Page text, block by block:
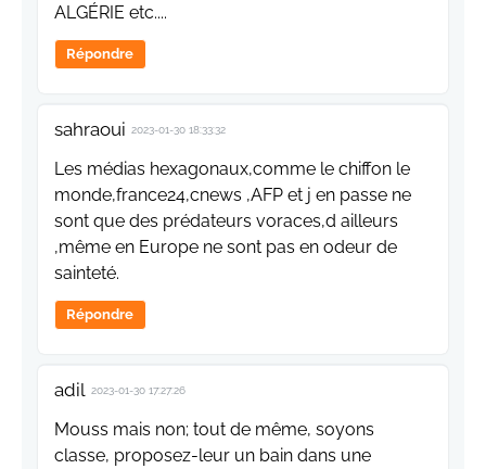
ALGÉRIE etc....
Répondre
sahraoui 2023-01-30 18:33:32
Les médias hexagonaux,comme le chiffon le
monde,france24,cnews ,AFP et j en passe ne
sont que des prédateurs voraces,d ailleurs
,même en Europe ne sont pas en odeur de
sainteté.
Répondre
adil 2023-01-30 17:27:26
Mouss mais non; tout de même, soyons
classe, proposez-leur un bain dans une